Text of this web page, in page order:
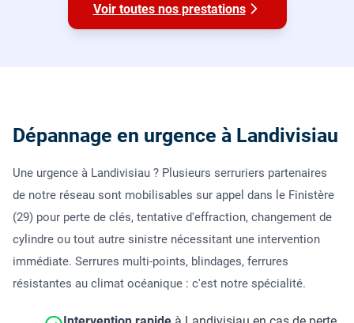
Voir toutes nos prestations
Dépannage en urgence à Landivisiau
Une urgence à Landivisiau ? Plusieurs serruriers partenaires
de notre réseau sont mobilisables sur appel dans le Finistère
(29) pour perte de clés, tentative d'effraction, changement de
cylindre ou tout autre sinistre nécessitant une intervention
immédiate. Serrures multi-points, blindages, ferrures
résistantes au climat océanique : c'est notre spécialité.